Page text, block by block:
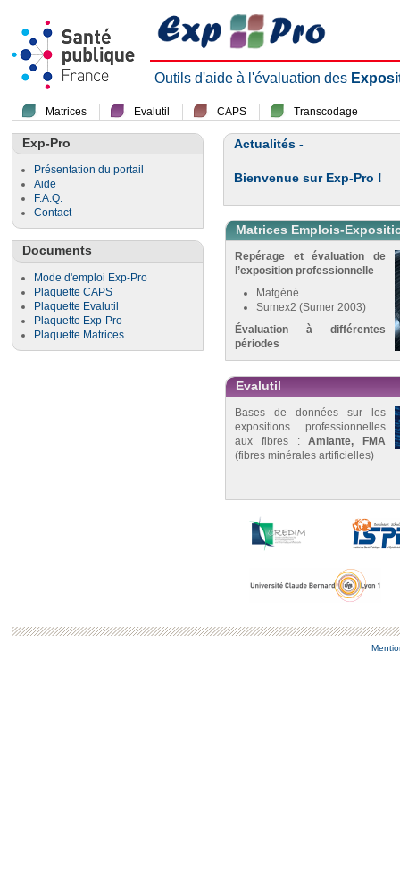
Outils d'aide à l'évaluation des
Matrices Evalutil CAPS Transcodage
Exp-Pro
Présentation du portail
Aide
F.A.Q.
Contact
Documents
Mode d'emploi Exp-Pro
Plaquette CAPS
Plaquette Evalutil
Plaquette Exp-Pro
Plaquette Matrices
Actualités -
Bienvenue sur Exp-Pro !
Matrices Emplois-
Repérage et évaluation de
l’exposition professionnelle
Matgéné
Sumex2 (Sumer 2003)
Évaluation à différentes
périodes
Evalutil
Bases de données sur les
expositions professionnelles
aux fibres :Amiante, FMA
(fibres minérales artificielles)